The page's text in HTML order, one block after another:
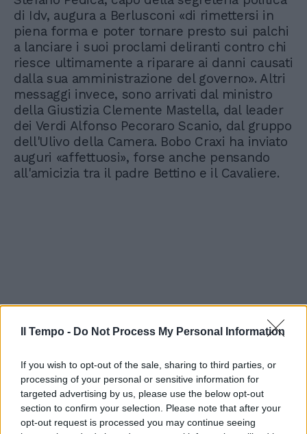
Il Tempo - Do Not Process My Personal Information
If you wish to opt-out of the sale, sharing to third parties, or
processing of your personal or sensitive information for
targeted advertising by us, please use the below opt-out
section to confirm your selection. Please note that after your
opt-out request is processed you may continue seeing
di Idv, augura a Berlusconi «di rimettersi in
piena forma e poter tornare presto sui palchi
a lanciare i suoi proclami deliranti contro chi
riesce ultimamente a riparare ai danni causati
dalla sua amministrazione del governo». Altri
messaggi invece, sono arrivati dal ministro
della Giustizia Clemente Mastella, dal leader
dei Verdi Alfonso Pecoraro Scanio, dal gruppo
dell'Ulivo della Camera. Bobo Craxi ha inviato
auguri «affettuosi», forse anche pensando
all'amicizia tra il padre Bettino e il Cavaliere.